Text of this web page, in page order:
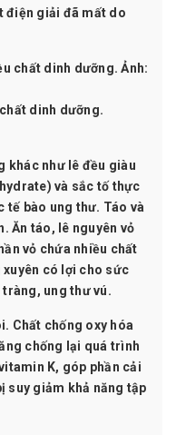
điện giải đã mất do
dinh dưỡng.
khác như lê đều giàu
và sắc tố thực
bào ung thư. Táo và
Ăn táo, lê nguyên vỏ
vỏ chứa nhiều chất
xuyên có lợi cho sức
ung thư vú.
Chất chống oxy hóa
chống lại quá trình
K, góp phần cải
suy giảm khả năng tập